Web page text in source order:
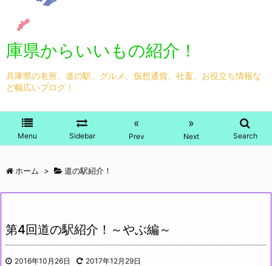
庫県からいいもの紹介！
兵庫県の名所、道の駅、グルメ、仮想通貨、社畜、お役立ち情報な
ど幅広いブログ！
Menu Sidebar
«
Prev
»
Next Search
ホーム > 道の駅紹介！
第4回道の駅紹介！～やぶ編～
2016年10月26日 2017年12月29日